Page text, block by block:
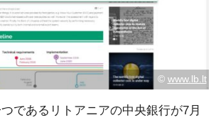
© www.lb.lt
であるリトアニアの中央銀行が7月